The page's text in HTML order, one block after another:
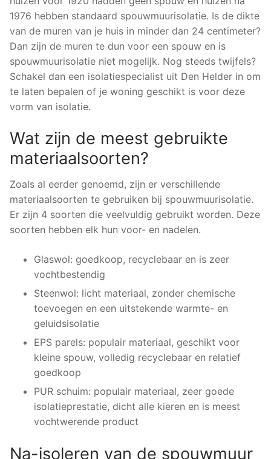
1976 hebben standaard spouwmuurisolatie. Is de dikte
van de muren van je huis in minder dan 24 centimeter?
Dan zijn de muren te dun voor een spouw en is
spouwmuurisolatie niet mogelijk. Nog steeds twijfels?
Schakel dan een isolatiespecialist uit Den Helder in om
te laten bepalen of je woning geschikt is voor deze
vorm van isolatie.
Wat zijn de meest gebruikte
materiaalsoorten?
Zoals al eerder genoemd, zijn er verschillende
materiaalsoorten te gebruiken bij spouwmuurisolatie.
Er zijn 4 soorten die veelvuldig gebruikt worden. Deze
soorten hebben elk hun voor- en nadelen.
Glaswol: goedkoop, recyclebaar en is zeer
vochtbestendig
Steenwol: licht materiaal, zonder chemische
toevoegen en een uitstekende warmte- en
geluidsisolatie
EPS parels: populair materiaal, geschikt voor
kleine spouw, volledig recyclebaar en relatief
goedkoop
PUR schuim: populair materiaal, zeer goede
isolatieprestatie, dicht alle kieren en is meest
vochtwerende product
Na-isoleren van de spouwmuur